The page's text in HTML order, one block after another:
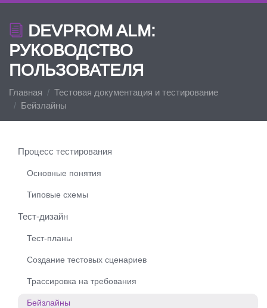
DEVPROM ALM:
РУКОВОДСТВО
ПОЛЬЗОВАТЕЛЯ
Главная
Тестовая документация и тестирование
Бейзлайны
Процесс тестирования
Основные понятия
Типовые схемы
Тест-дизайн
Тест-планы
Создание тестовых сценариев
Трассировка на требования
Бейзлайны